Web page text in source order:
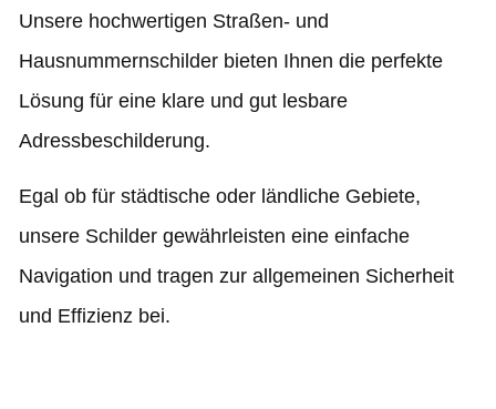
Unsere hochwertigen Straßen- und
Hausnummernschilder bieten Ihnen die perfekte
Lösung für eine klare und gut lesbare
Adressbeschilderung.
Egal ob für städtische oder ländliche Gebiete,
unsere Schilder gewährleisten eine einfache
Navigation und tragen zur allgemeinen Sicherheit
und Effizienz bei.